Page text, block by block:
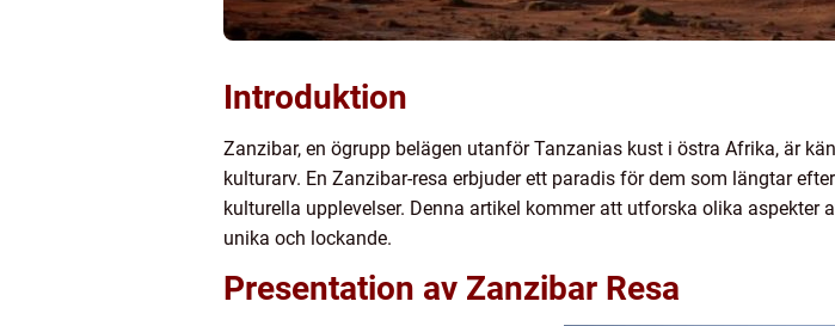
Introduktion
Zanzibar, en ögrupp belägen utanför Tanzanias kust i östra Afrika, är
kulturarv. En Zanzibar-resa erbjuder ett paradis för dem som längtar
kulturella upplevelser. Denna artikel kommer att utforska olika
unika och lockande.
Presentation av Zanzibar Resa